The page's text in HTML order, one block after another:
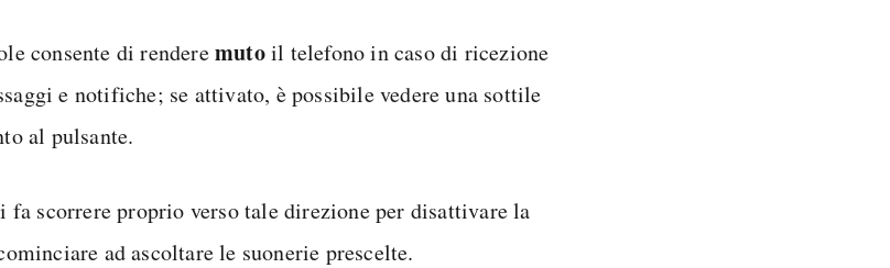
consente di renderemutoil telefono in caso di ricezione
e notifiche; se attivato, è possibile vedere una sottile
al pulsante.
fa scorrere proprio verso tale direzione per disattivare la
ad ascoltare le suonerie prescelte.